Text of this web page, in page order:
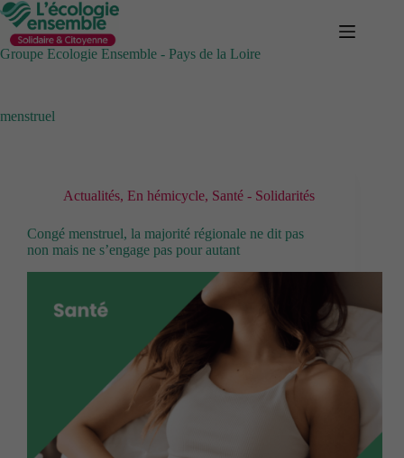
Passer
au
contenu
Groupe Ecologie Ensemble - Pays de la Loire
menstruel
Actualités, En hémicycle, Santé - Solidarités
Congé menstruel, la majorité régionale ne dit pas
non mais ne s’engage pas pour autant